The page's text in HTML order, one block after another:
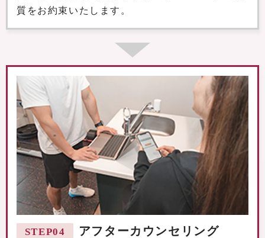
質をお約束いたします。
STEP04 アフターカウンセリング